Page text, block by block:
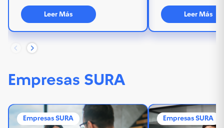
Leer Más Leer Más
Empresas SURA
Empresas SURA Empresas SURA